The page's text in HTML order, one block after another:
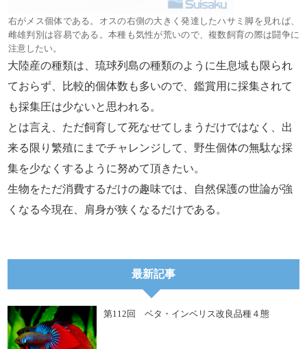
右がメス個体である。オスの右側の大きく発達したハサミ脚を見れば、
雌雄判別は容易である。本種も気性が荒いので、複数飼育の際は闘争に
注意したい。
大陸産の種類は、琉球列島の種類のように生息域も限られ
ておらず、比較的個体数も多いので、鑑賞用に採集されて
も採集圧は少ないと思われる。
とは言え、ただ飼育して死なせてしまうだけではなく、出
来る限り繁殖にまでチャレンジして、野生個体の無駄な採
集を少なくするように努めて頂きたい。
生物をただ消費するだけの趣味では、自然保護の世論が強
くなる今現在、肩身が狭くなるだけである。
最新記事
第112回 ベタ・インベリス改良品種４態